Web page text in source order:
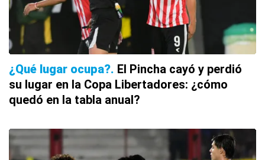
¿Qué lugar ocupa? El Pincha cayó y perdió
su lugar en la Copa Libertadores: ¿cómo
quedó en la tabla anual?